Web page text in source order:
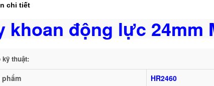
chi tiết
khoan động lực 24mm
kỹ thuật:
phẩm
HR2460